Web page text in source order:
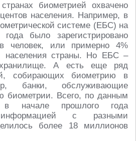
биометрией охвачено
населения. Например, в
системе (ЕБС) на
года было зарегистрировано
человек, или примерно 4%
населения страны. Но ЕБС –
хранилище. А есть еще ряд
собирающих биометрию в
банки, обслуживающие
биометрии. Всего, по данным
начале прошлого года
информацией с разными
более 18 миллионов